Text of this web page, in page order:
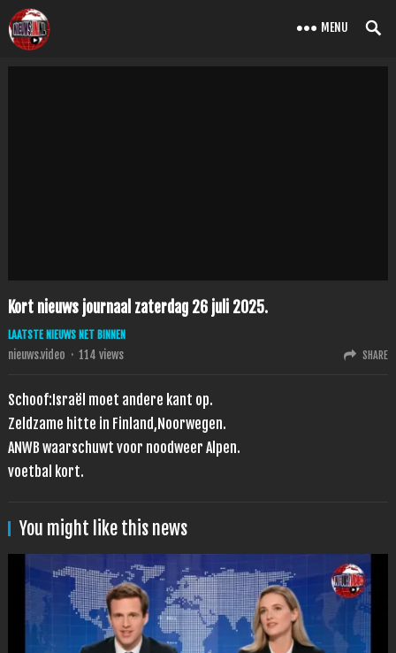
MENU
Kort nieuws journaal zaterdag 26 juli 2025.
LAATSTE NIEUWS NET BINNEN
nieuws.video · 114 views SHARE
Schoof:Israël moet andere kant op.
Zeldzame hitte in Finland,Noorwegen.
ANWB waarschuwt voor noodweer Alpen.
voetbal kort.
You might like this news